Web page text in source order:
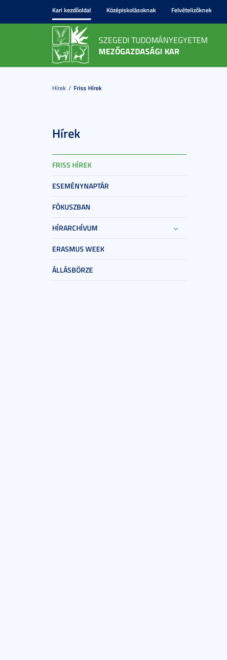
Kari kezdőoldal Középiskolásoknak Felvételizőknek
SZEGEDI TUDOMÁNYEGYETEM
MEZŐGAZDASÁGI KAR
Hírek Friss Hírek
Hírek
FRISS HÍREK
ESEMÉNYNAPTÁR
FÓKUSZBAN
HÍRARCHÍVUM
ERASMUS WEEK
ÁLLÁSBÖRZE